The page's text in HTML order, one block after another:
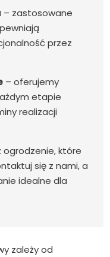
– zastosowane
przez
– oferujemy
etapie
realizacji
ogrodzenie, które
się z nami, a
idealne dla
zależy od